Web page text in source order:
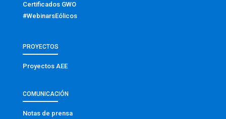
Certificados GWO
#WebinarsEólicos
PROYECTOS
Proyectos AEE
COMUNICACIÓN
Notas de prensa